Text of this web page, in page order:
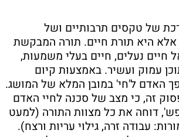
של טקסים תרבותיים ושל
אלא היא תורת חיים. תורה המבקשת
חיים נעלים, חיים בעלי משמעות,
עמוק ועשיר. באמצעות קיום
האדם ל'חי' במובן המלא של המושג.
זה, כי מצב של סכנה לחיי האדם
דוחה את כל מצוות התורה (למעט
עבודה זרה, גילוי עריות ורצח).